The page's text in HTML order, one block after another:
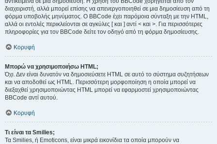
διαχειριστή, αλλά μπορεί επίσης να απενεργοποιηθεί σε μια δημοσίευση από τη
φόρμα υποβολής μηνύματος. Ο BBCode έχει παρόμοια σύνταξη με την HTML,
αλλά οι εντολές περικλείονται σε αγκύλες [ και ] αντί < και >. Για περισσότερες
πληροφορίες για τον BBCode δείτε τον οδηγό από τη φόρμα δημοσίευσης.
Κορυφή
Μπορώ να χρησιμοποιήσω HTML;
Όχι. Δεν είναι δυνατόν να δημοσιεύσετε HTML σε αυτό το σύστημα συζητήσεων
και να αποδοθεί ως HTML. Περισσότερη μορφοποίηση η οποία μπορεί να
διεξαχθεί χρησιμοποιώντας HTML μπορεί να εφαρμοστεί χρησιμοποιώντας
BBCode αντί αυτού.
Κορυφή
Τι είναι τα Smilies;
Τα Smilies, ή Emoticons, είναι μικρά εικονίδια τα οποία μπορούν να